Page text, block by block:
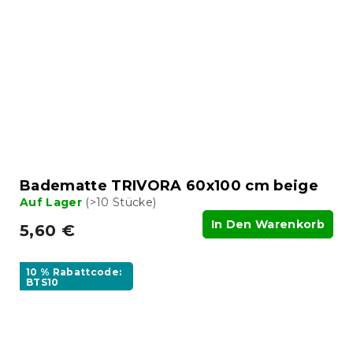
Badematte TRIVORA 60x100 cm beige
Auf Lager (>10 Stücke)
5,60 € In Den Warenkorb
10 % Rabattcode:
BTS10